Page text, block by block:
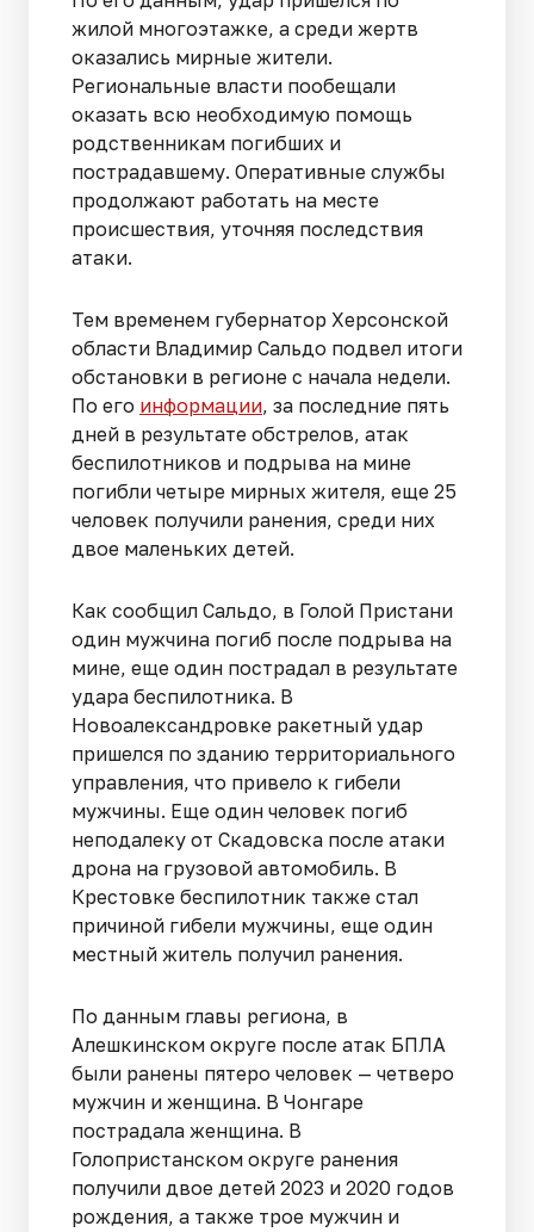
жилой многоэтажке, а среди жертв
оказались мирные жители.
Региональные власти пообещали
оказать всю необходимую помощь
родственникам погибших и
пострадавшему. Оперативные службы
продолжают работать на месте
происшествия, уточняя последствия
атаки.
Тем временем губернатор Херсонской
области Владимир Сальдо подвел итоги
обстановки в регионе с начала недели.
По его информации, за последние пять
дней в результате обстрелов, атак
беспилотников и подрыва на мине
погибли четыре мирных жителя, еще 25
человек получили ранения, среди них
двое маленьких детей.
Как сообщил Сальдо, в Голой Пристани
один мужчина погиб после подрыва на
мине, еще один пострадал в результате
удара беспилотника. В
Новоалександровке ракетный удар
пришелся по зданию территориального
управления, что привело к гибели
мужчины. Еще один человек погиб
неподалеку от Скадовска после атаки
дрона на грузовой автомобиль. В
Крестовке беспилотник также стал
причиной гибели мужчины, еще один
местный житель получил ранения.
По данным главы региона, в
Алешкинском округе после атак БПЛА
были ранены пятеро человек — четверо
мужчин и женщина. В Чонгаре
пострадала женщина. В
Голопристанском округе ранения
получили двое детей 2023 и 2020 годов
рождения, а также трое мужчин и